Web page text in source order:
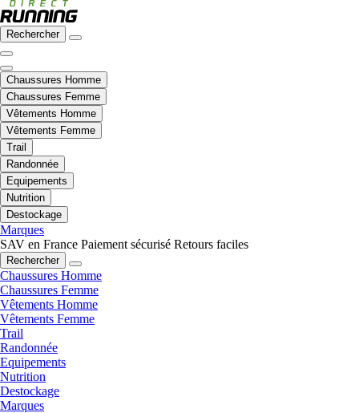
Rechercher
Chaussures Homme
Chaussures Femme
Vêtements Homme
Vêtements Femme
Trail
Randonnée
Equipements
Nutrition
Destockage
Marques
SAV en France Paiement sécurisé Retours faciles
Rechercher
Chaussures Homme
Chaussures Femme
Vêtements Homme
Vêtements Femme
Trail
Randonnée
Equipements
Nutrition
Destockage
Marques